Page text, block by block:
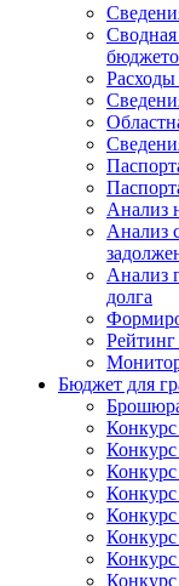
Расходы
Анализ
Анализ
Анализ
долга
Рейтинг
Бюджет для